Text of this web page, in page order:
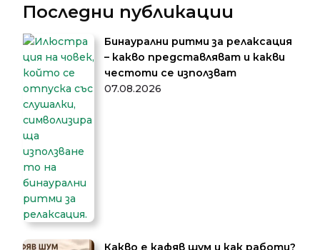
Последни публикации
Бинаурални ритми за релаксация
– какво представляват и какви
честоти се използват
07.08.2026
Какво е кафяв шум и как работи?